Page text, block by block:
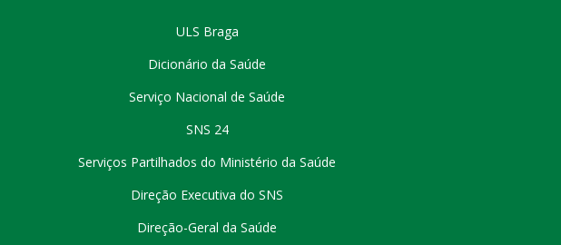
ULS Braga
Dicionário da Saúde
Serviço Nacional de Saúde
SNS 24
Serviços Partilhados do Ministério da Saúde
Direção Executiva do SNS
Direção-Geral da Saúde